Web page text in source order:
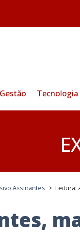
Gestão Tecnologia
Assinantes > Leitura: